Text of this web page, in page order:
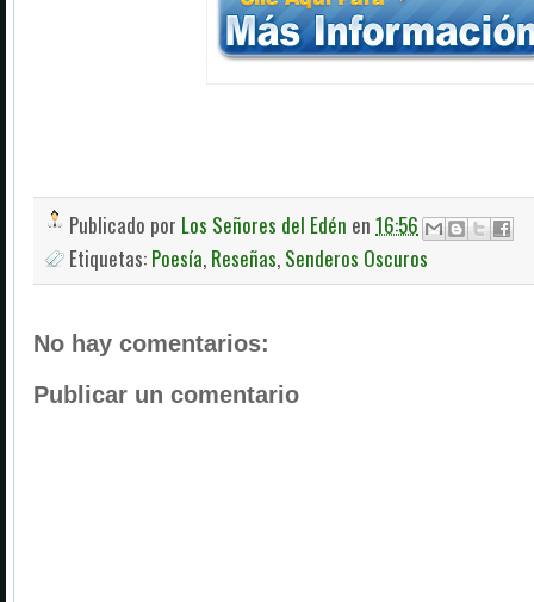
Publicado por Los Señores del Edén en 16:56
Etiquetas: Poesía, Reseñas, Senderos Oscuros
No hay comentarios:
Publicar un comentario